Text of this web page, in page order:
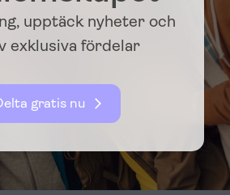
upptäck nyheter och
exklusiva fördelar
gratis nu